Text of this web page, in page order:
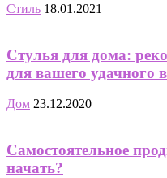
Стиль 18.01.2021
Стулья для дома:
для вашего удачного
Дом 23.12.2020
Самостоятельное
начать?